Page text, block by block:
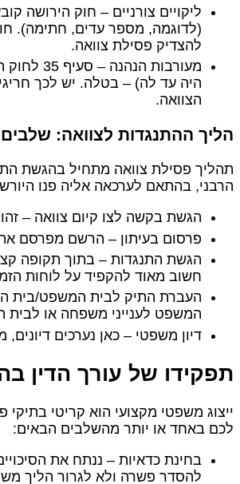
ליקויים צורניים – חוק הירושה
(לדוגמה, מספר עדים, חתימה).
להצדיק פסילת צוואה.
היה עד לה) – בטלה. יש לכך
הצוואה.
הליך ההתנגדות לצוואה: שלבים
תהליך פסילת צוואה מתחיל בהגשת
הרבני, בהתאם לערכאה אליה פנו
הגשת בקשה לצו קיום צוואה –
פרסום בעיתון – הרשם מפרסם
חשוב מאוד להקפיד על לוחות
העברת התיק לבית המשפט/בית
המשפט לענייני משפחה או לבית
דיון משפטי – כאן נערכים
תפקידו של עורך הדין
ייצוג משפטי מקצועי הוא קריטי
לכם באחד או יותר מהשלבים הבאים:
בחינת כדאיות – ננתח את
להסדר פשרה ולא לגרור הליך